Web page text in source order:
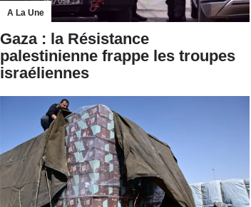
A La Une
Gaza : la Résistance
palestinienne frappe les troupes
israéliennes